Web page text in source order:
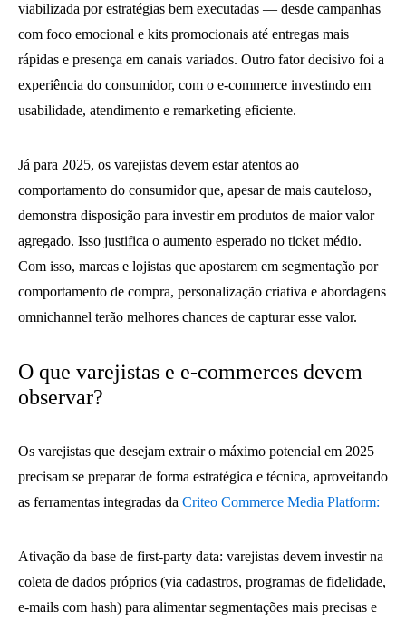
viabilizada por estratégias bem executadas — desde campanhas
com foco emocional e kits promocionais até entregas mais
rápidas e presença em canais variados. Outro fator decisivo foi a
experiência do consumidor, com o e-commerce investindo em
usabilidade, atendimento e remarketing eficiente.
Já para 2025, os varejistas devem estar atentos ao
comportamento do consumidor que, apesar de mais cauteloso,
demonstra disposição para investir em produtos de maior valor
agregado. Isso justifica o aumento esperado no ticket médio.
Com isso, marcas e lojistas que apostarem em segmentação por
comportamento de compra, personalização criativa e abordagens
omnichannel terão melhores chances de capturar esse valor.
O que varejistas e e-commerces devem
observar?
Os varejistas que desejam extrair o máximo potencial em 2025
precisam se preparar de forma estratégica e técnica, aproveitando
as ferramentas integradas da Criteo Commerce Media Platform:
Ativação da base de first‑party data: varejistas devem investir na
coleta de dados próprios (via cadastros, programas de fidelidade,
e-mails com hash) para alimentar segmentações mais precisas e